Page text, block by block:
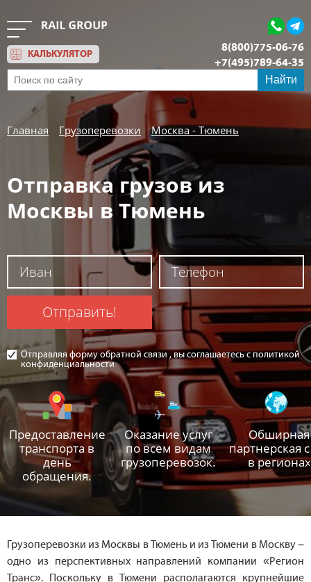
Найти
КАЛЬКУЛЯТОР
8(800)775-06-76
+7(495)789-64-35
Обратный звонок
Главная Грузоперевозки Москва - Тюмень
Отправка грузов из
Москвы в Тюмень
Отправить!
Отправляя форму обратной связи , вы соглашаетесь с политикой
конфиденциальности
Предоставление
транспорта в
день
обращения.
Оказание услуг
по всем видам
грузоперевозок.
Обширная
партнерская
в регионах
Грузоперевозки из Москвы в Тюмень и из Тюмени в Москву –
одно из перспективных направлений компании «Регион
Транс». Поскольку в Тюмени располагаются крупнейшие